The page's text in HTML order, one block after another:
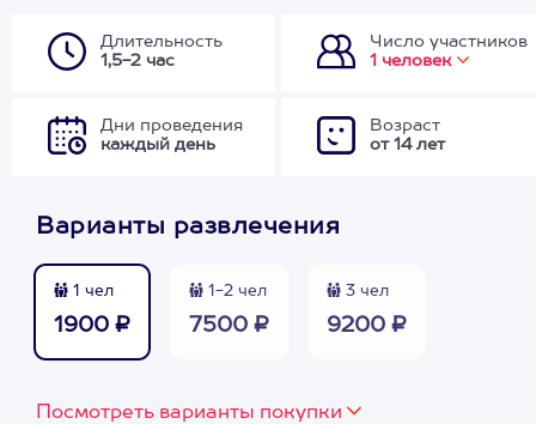
Длительность
1,5-2 час
Число участников
1 человек
Дни проведения
каждый день
Возраст
от 14 лет
Варианты развлечения
1 чел
1900 ₽
1-2 чел
7500 ₽
3 чел
9200 ₽
Посмотреть варианты покупки